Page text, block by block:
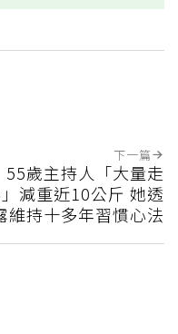
下一篇
55歲主持人「大量走
減重近10公斤 她透
維持十多年習慣心法